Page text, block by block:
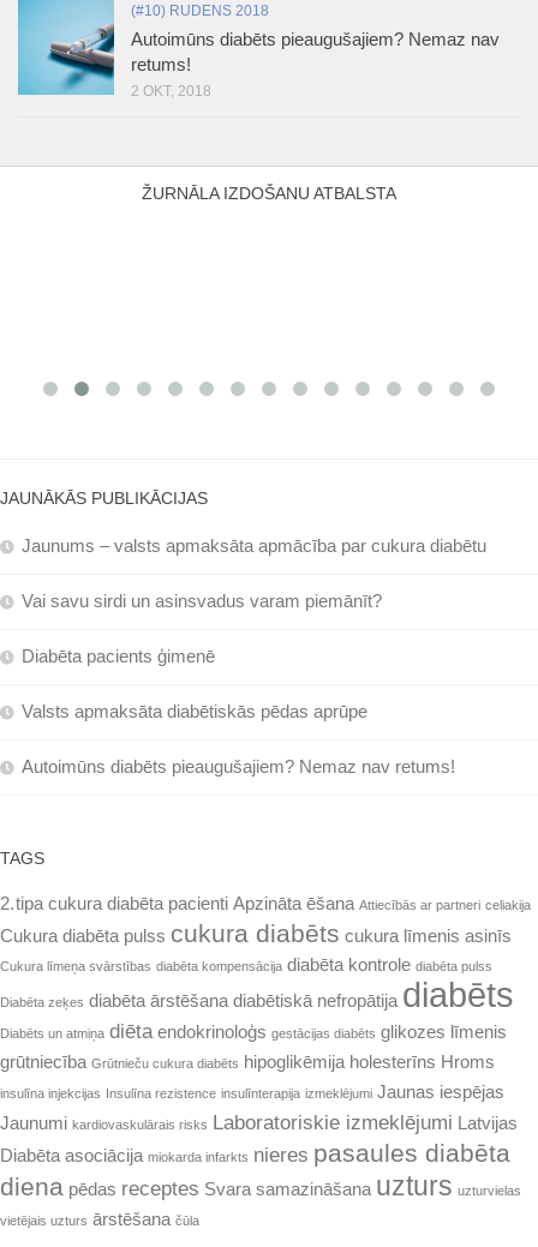
(#10) RUDENS 2018
Autoimūns diabēts pieaugušajiem? Nemaz nav
retums!
2 OKT, 2018
ŽURNĀLA IZDOŠANU ATBALSTA
JAUNĀKĀS PUBLIKĀCIJAS
Jaunums – valsts apmaksāta apmācība par cukura diabētu
Vai savu sirdi un asinsvadus varam piemānīt?
Diabēta pacients ģimenē
Valsts apmaksāta diabētiskās pēdas aprūpe
Autoimūns diabēts pieaugušajiem? Nemaz nav retums!
TAGS
2. tipa cukura diabēta pacienti Apzināta ēšana Attiecībās ar partneri celiakija
Cukura diabēta pulss cukura diabēts cukura līmenis asinīs
Cukura līmeņa svārstības diabēta kompensācija diabēta kontrole diabēta pulss
Diabēta zeķes diabēta ārstēšana diabētiskā nefropātija diabēts
Diabēts un atmiņa diēta endokrinoloģs gestācijas diabēts glikozes līmenis
grūtniecība Grūtnieču cukura diabēts hipoglikēmija holesterīns Hroms
insulīna injekcijas Insulīna rezistence insulīnterapija izmeklējumi Jaunas iespējas
Jaunumi kardiovaskulārais risks Laboratoriskie izmeklējumi
Latvijas
Diabēta asociācija miokarda infarkts nieres pasaules diabēta
diena pēdas receptes Svara samazināšana uzturs uzturvielas
vietējais uzturs ārstēšana čūla